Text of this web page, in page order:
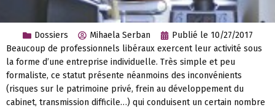
Dossiers Mihaela Serban Publié le 10/27/2017
Beaucoup de professionnels libéraux exercent leur activité sous
la forme d’une entreprise individuelle. Très simple et peu
formaliste, ce statut présente néanmoins des inconvénients
(risques sur le patrimoine privé, frein au développement du
cabinet, transmission difficile…) qui conduisent un certain nombre